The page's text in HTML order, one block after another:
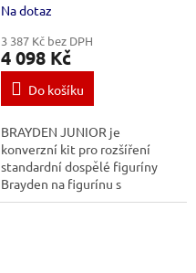
Na dotaz
3 387 Kč bez DPH
4 098 Kč
Do košíku
BRAYDEN JUNIOR je
konverzní kit pro rozšíření
standardní dospělé figuríny
Brayden na figurínu s
dětskými/juniorskými